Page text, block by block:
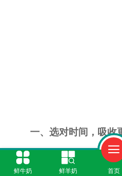
一、选对时间，吸收
早上起床后和晚上睡
鲜牛奶 鲜羊奶 首页